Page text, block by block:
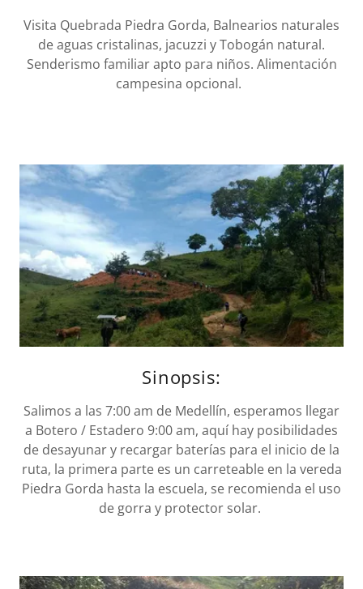
Visita Quebrada Piedra Gorda, Balnearios naturales
de aguas cristalinas, jacuzzi y Tobogán natural.
Senderismo familiar apto para niños. Alimentación
campesina opcional.
Sinopsis:
Salimos a las 7:00 am de Medellín, esperamos llegar
a Botero / Estadero 9:00 am, aquí hay posibilidades
de desayunar y recargar baterías para el inicio de la
ruta, la primera parte es un carreteable en la vereda
Piedra Gorda hasta la escuela, se recomienda el uso
de gorra y protector solar.